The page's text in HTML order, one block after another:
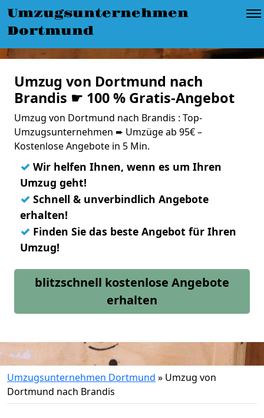
Umzugsunternehmen
Dortmund
Umzug von Dortmund nach
Brandis ☛ 100 % Gratis-Angebot
Umzug von Dortmund nach Brandis : Top-
Umzugsunternehmen ➨ Umzüge ab 95€ –
Kostenlose Angebote in 5 Min.
✓ Wir helfen Ihnen, wenn es um Ihren
Umzug geht!
✓ Schnell & unverbindlich Angebote
erhalten!
✓ Finden Sie das beste Angebot für Ihren
Umzug!
blitzschnell kostenlose Angebote
erhalten
Umzugsunternehmen Dortmund » Umzug von
Dortmund nach Brandis